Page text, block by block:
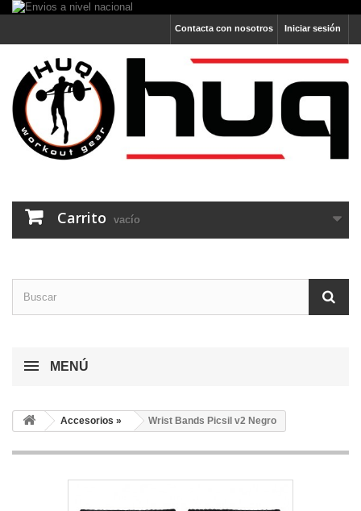
Iniciar sesión
Contacta con nosotros
Carrito vacío
MENÚ
Accesorios » Wrist Bands Picsil v2 Negro